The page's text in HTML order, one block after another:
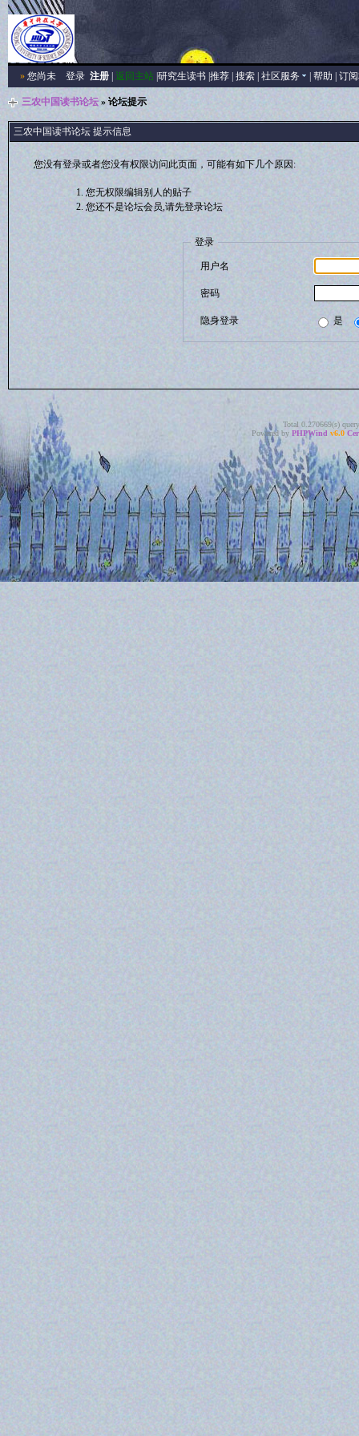
»您尚未 登录 注册| 返回主站| 研究生读书| 推荐| 搜索| 社区服务 帮助 订
三农中国读书论坛» 论坛提示
三农中国读书论坛 提示信息
您没有登录或者您没有权限访问此页面，可能有如下几个原因:
您无权限编辑别人的贴子
您还不是论坛会员,请先登录论坛
登录
用户名
密码
隐身登录 是
Total 0.270669(s)
Powered by PHPWind v6.0